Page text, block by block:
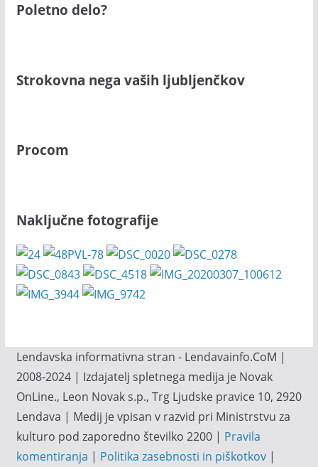
Poletno delo?
Strokovna nega vaših ljubljenčkov
Procom
Naključne fotografije
Lendavska informativna stran - Lendavainfo.CoM |
2008-2024 | Izdajatelj spletnega medija je Novak
OnLine., Leon Novak s.p., Trg Ljudske pravice 10, 2920
Lendava | Medij je vpisan v razvid pri Ministrstvu za
kulturo pod zaporedno številko 2200 | Pravila
komentiranja | Politika zasebnosti in piškotkov|